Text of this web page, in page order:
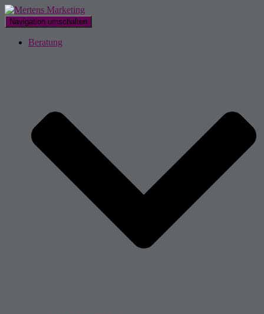
Navigation umschalten
Beratung